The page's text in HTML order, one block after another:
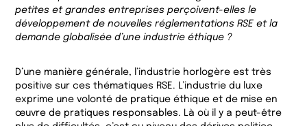
petites et grandes entreprises perçoivent-elles le
développement de nouvelles réglementations RSE et la
demande globalisée d’une industrie éthique ?
D’une manière générale, l’industrie horlogère est très
positive sur ces thématiques RSE. L’industrie du luxe
exprime une volonté de pratique éthique et de mise en
œuvre de pratiques responsables. Là où il y a peut-être